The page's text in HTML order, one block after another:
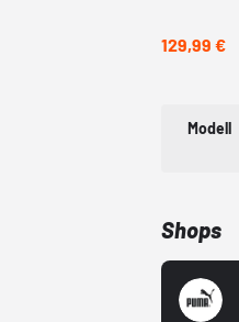
129,99 €
Modell
Shops